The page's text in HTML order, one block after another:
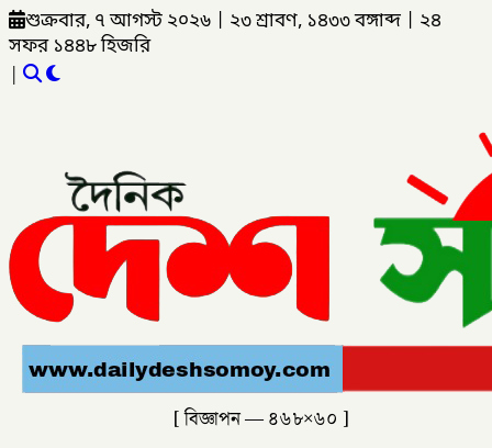
শুক্রবার, ৭ আগস্ট ২০২৬ ২৩ শ্রাবণ, ১৪৩৩ বঙ্গাব্দ
২৪
সফর ১৪৪৮ হিজরি
|
[ বিজ্ঞাপন — ৪৬৮×৬০ ]